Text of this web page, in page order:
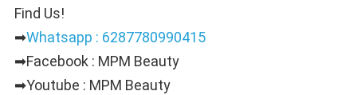
Find Us!⁣⁣⁣
➡Whatsapp : 6287780990415
➡Facebook : MPM Beauty
➡Youtube : MPM Beauty